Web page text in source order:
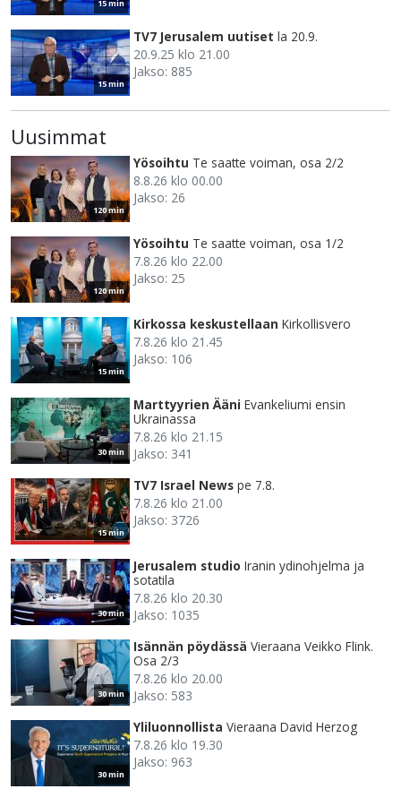
15 min
15 min
TV7 Jerusalem uutiset la 20.9.
20.9.25 klo 21.00
Jakso: 885
Uusimmat
120 min
Yösoihtu Te saatte voiman, osa 2/2
8.8.26 klo 00.00
Jakso: 26
120 min
Yösoihtu Te saatte voiman, osa 1/2
7.8.26 klo 22.00
Jakso: 25
15 min
Kirkossa keskustellaan Kirkollisvero
7.8.26 klo 21.45
Jakso: 106
30 min
Marttyyrien Ääni Evankeliumi ensin
Ukrainassa
7.8.26 klo 21.15
Jakso: 341
15 min
TV7 Israel News pe 7.8.
7.8.26 klo 21.00
Jakso: 3726
30 min
Jerusalem studio Iranin ydinohjelma ja
sotatila
7.8.26 klo 20.30
Jakso: 1035
30 min
Isännän pöydässä Vieraana Veikko Flink.
Osa 2/3
7.8.26 klo 20.00
Jakso: 583
30 min
Yliluonnollista Vieraana David Herzog
7.8.26 klo 19.30
Jakso: 963